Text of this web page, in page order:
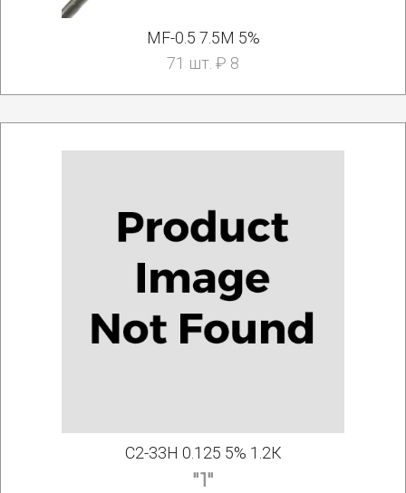
MF-0.5 7.5M 5%
71 шт. ₽ 8
С2-33Н 0.125 5% 1.2К
"1"